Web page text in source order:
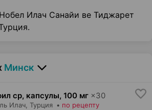
Илач Санайи ве Тиджарет
Минск
ср, капсулы, 100 мг ×30
Илач, Турция • по рецепту